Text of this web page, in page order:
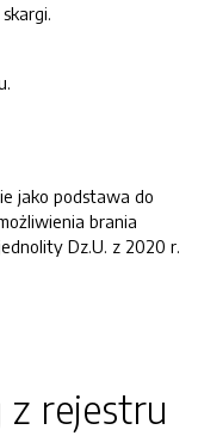
jako podstawa do
brania
Dz.U. z 2020 r.
rejestru